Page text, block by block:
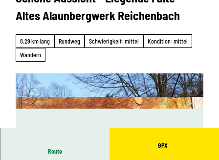
Altes Alaunbergwerk Reichenbach
8,29 km lang Rundweg Schwierigkeit: mittel
Kondition: mittel
Wandern
Route
GPX